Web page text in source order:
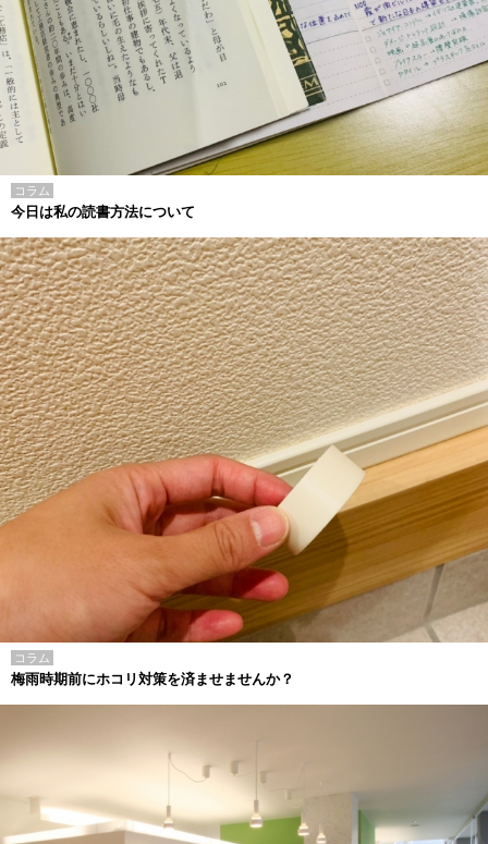
コラム
今日は私の読書方法について
コラム
梅雨時期前にホコリ対策を済ませませんか？